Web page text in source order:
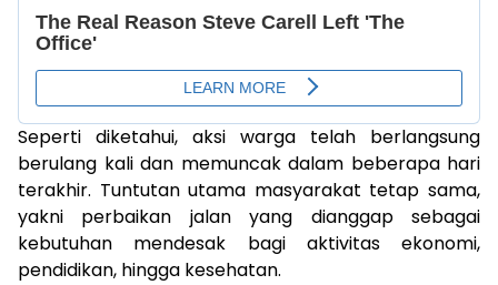
Seperti diketahui, aksi warga telah berlangsung
berulang kali dan memuncak dalam beberapa hari
terakhir. Tuntutan utama masyarakat tetap sama,
yakni perbaikan jalan yang dianggap sebagai
kebutuhan mendesak bagi aktivitas ekonomi,
pendidikan, hingga kesehatan.